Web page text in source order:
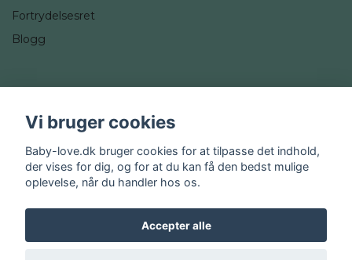
Fortrydelsesret
Blogg
Instagram
Vi bruger cookies
Baby-love.dk bruger cookies for at tilpasse det indhold,
der vises for dig, og for at du kan få den bedst mulige
oplevelse, når du handler hos os.
Accepter alle